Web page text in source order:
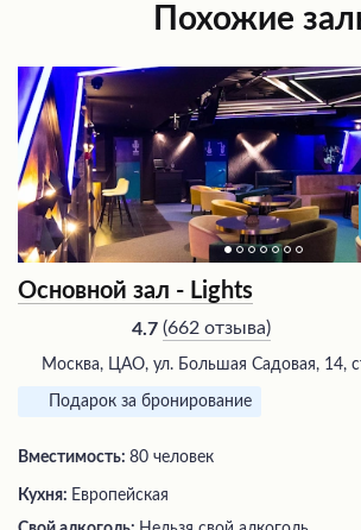
Похожие
Основной зал - Lights
4.7 (662 отзыва)
Москва, ЦАО, ул. Большая Садовая, 14,
Подарок за бронирование
Вместимость: 80 человек
Кухня: Европейская